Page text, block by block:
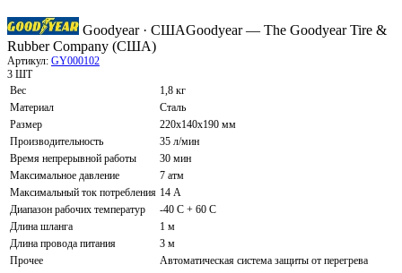
Goodyear · СШАGoodyear — The Goodyear Tire &
Rubber Company (США)
Артикул: GY000102
3 ШТ
Вес
1,8 кг
Материал
Сталь
Размер
220х140х190 мм
Производительность
35 л/мин
Время непрерывной работы
30 мин
Максимальное давление
7 атм
Максимальный ток потребления 14 А
Диапазон рабочих температур
-40 C + 60 C
Длина шланга
1 м
Длина провода питания
3 м
Прочее
Автоматическая система защиты от перегрева